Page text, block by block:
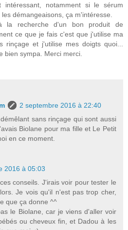
notamment si le sérum
démangeaisons, ça m'intéresse.
la recherche d'un bon produit de
ce que je fais c'est que j'utilise ma
rinçage et j'utilise mes doigts quoi...
bien sympa. Merci merci.
2 septembre 2016 à 22:40
sans rinçage qui sont aussi
Biolane pour ma fille et Le Petit
en ce moment.
2016 à 05:03
conseils. J'irais voir pour tester le
Je vois qu'il n'est pas trop cher,
que ça donne ^^
le Biolane, car je viens d'aller voir
ou cheveux fin, et Dadou à les